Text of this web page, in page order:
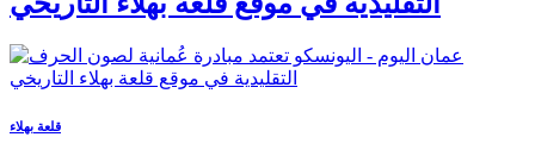
قلعة بهلاء